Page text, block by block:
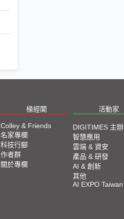
椽經閣 活動家
Colley & Friends
名家專欄
科技行腳
作者群
關於專欄
DIGITIMES 主辦
智慧應用
雲端 & 資安
產品 & 研發
AI & 創新
其他
AI EXPO Taiwan